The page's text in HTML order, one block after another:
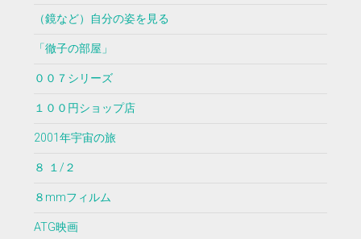
（鏡など）自分の姿を見る
「徹子の部屋」
００７シリーズ
１００円ショップ店
2001年宇宙の旅
８ １/２
８mmフィルム
ATG映画